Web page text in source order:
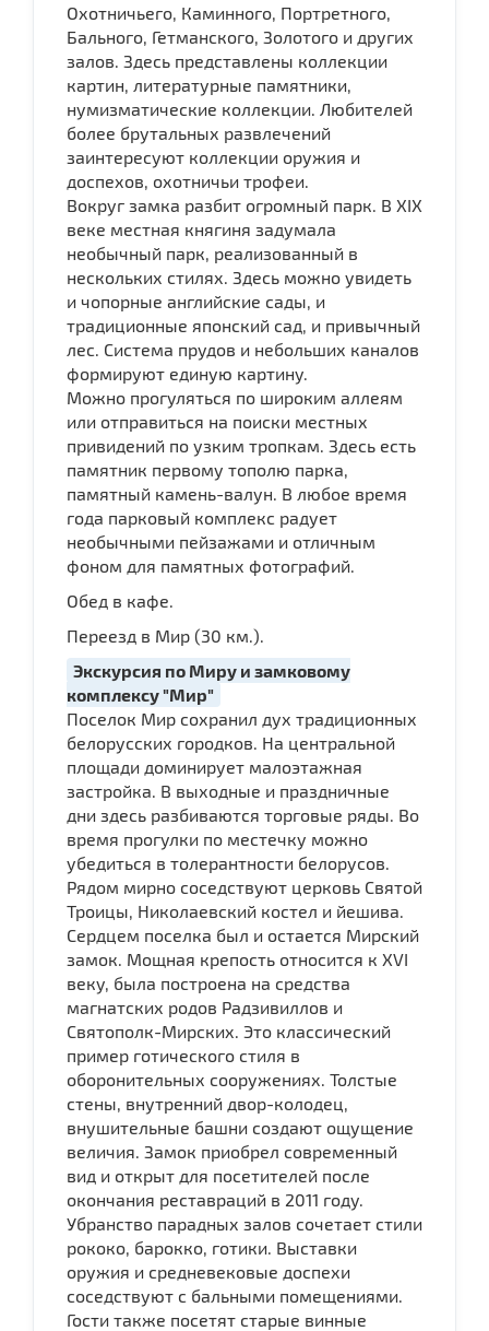
Охотничьего, Каминного, Портретного,
Бального, Гетманского, Золотого и других
залов. Здесь представлены коллекции
картин, литературные памятники,
нумизматические коллекции. Любителей
более брутальных развлечений
заинтересуют коллекции оружия и
доспехов, охотничьи трофеи.
Вокруг замка разбит огромный парк. В XIX
веке местная княгиня задумала
необычный парк, реализованный в
нескольких стилях. Здесь можно увидеть
и чопорные английские сады, и
традиционные японский сад, и привычный
лес. Система прудов и небольших каналов
формируют единую картину.
Можно прогуляться по широким аллеям
или отправиться на поиски местных
привидений по узким тропкам. Здесь есть
памятник первому тополю парка,
памятный камень-валун. В любое время
года парковый комплекс радует
необычными пейзажами и отличным
фоном для памятных фотографий.
Обед в кафе.
Переезд в Мир (30 км.).
Экскурсия по Миру и замковому
комплексу "Мир"
Поселок Мир сохранил дух традиционных
белорусских городков. На центральной
площади доминирует малоэтажная
застройка. В выходные и праздничные
дни здесь разбиваются торговые ряды. Во
время прогулки по местечку можно
убедиться в толерантности белорусов.
Рядом мирно соседствуют церковь Святой
Троицы, Николаевский костел и йешива.
Сердцем поселка был и остается Мирский
замок. Мощная крепость относится к XVI
веку, была построена на средства
магнатских родов Радзивиллов и
Святополк-Мирских. Это классический
пример готического стиля в
оборонительных сооружениях. Толстые
стены, внутренний двор-колодец,
внушительные башни создают ощущение
величия. Замок приобрел современный
вид и открыт для посетителей после
окончания реставраций в 2011 году.
Убранство парадных залов сочетает стили
рококо, барокко, готики. Выставки
оружия и средневековые доспехи
соседствуют с бальными помещениями.
Гости также посетят старые винные